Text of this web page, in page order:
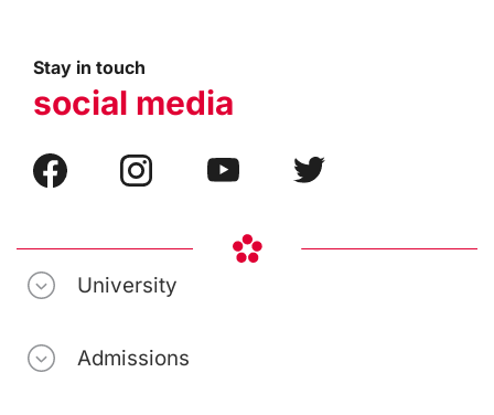
Stay in touch
social media
University
Admissions